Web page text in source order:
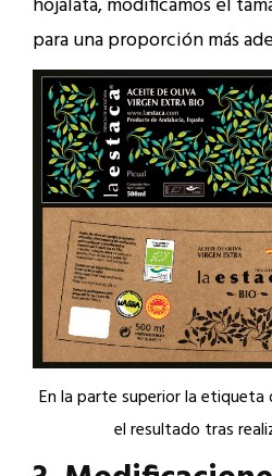
para una proporción más
En la parte superior la
el resultado tras